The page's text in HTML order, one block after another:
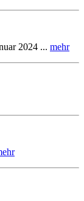
2024 ... mehr